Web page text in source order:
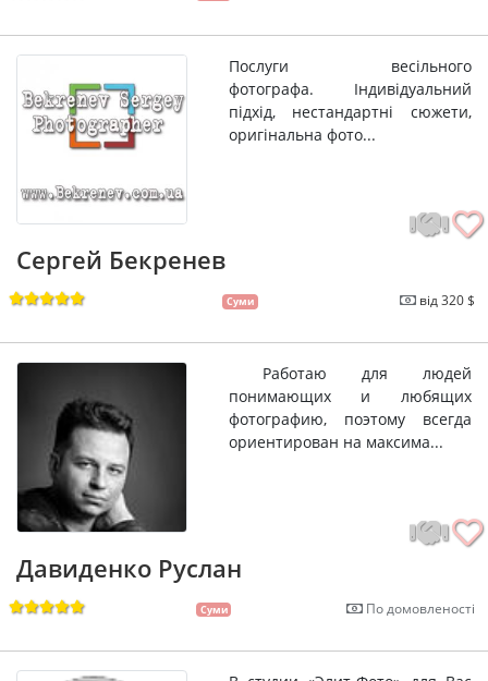
Послуги весільного
фотографа. Індивідуальний
підхід, нестандартні сюжети,
оригінальна фото...
Сергей Бекренев
Суми від 320 $
Работаю для людей
понимающих и любящих
фотографию, поэтому всегда
ориентирован на максима...
Давиденко Руслан
Суми По домовленості